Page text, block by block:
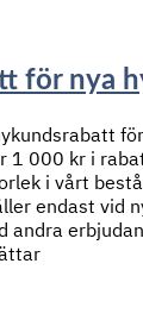
för nya
1 000 kr i
i vårt
endast vid
andra